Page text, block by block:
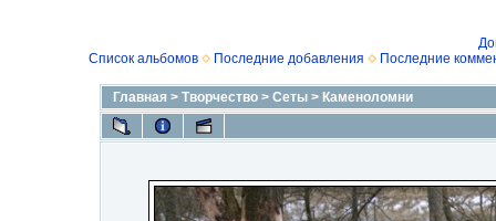
Список альбомов
Последние добавления Последние
Главная > Творчество > Сеты > Каменоломни